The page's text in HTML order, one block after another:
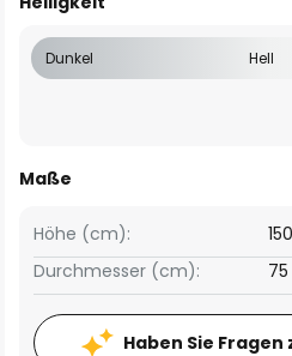
Dunkel Hell
Maße
Höhe (cm):
150
Durchmesser (cm):
75
Haben Sie